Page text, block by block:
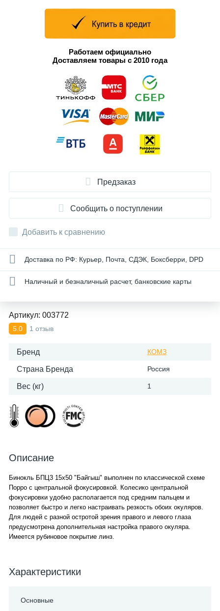
Работаем официально
Доставляем товары с 2010 года
Предзаказ
Сообщить о поступлении
Добавить к сравнению
Доставка по РФ: Курьер, Почта, СДЭК, Боксберри, DPD
Наличный и безналичный расчет, банковские карты
Артикул: 003772
5.0 1 отзыв
Бренд КОМЗ
Страна Бренда Россия
Вес (кг) 1
Описание
Бинокль БПЦ3 15x50 "Байгыш" выполнен по классической схеме
Порро с центральной фокусировкой. Колесико центральной
фокусировки удобно располагается под средним пальцем и
позволяет быстро и легко настраивать резкость обоих окуляров.
Для людей с разной остротой зрения правого и левого глаза
предусмотрена дополнительная настройка правого окуляра.
Имеется рубиновое покрытие линз.
Характеристики
Основные